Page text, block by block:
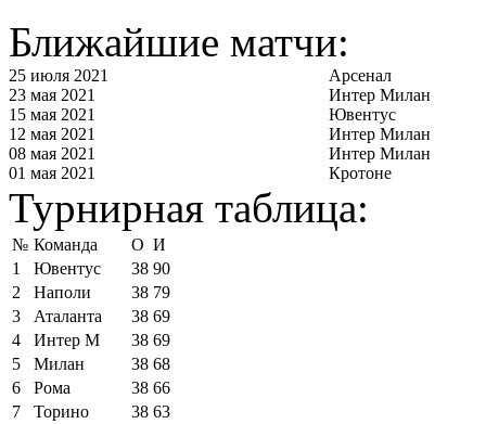
Ближайшие матчи:
25 июля 2021
Арсенал
23 мая 2021
Интер Милан
15 мая 2021
Ювентус
12 мая 2021
Интер Милан
08 мая 2021
Интер Милан
01 мая 2021
Кротоне
Турнирная таблица:
№ Команда О И
1
Ювентус 38 90
2
Наполи 38 79
3
Аталанта 38 69
4
Интер М 38 69
5
Милан 38 68
6
Рома 38 66
7
Торино 38 63